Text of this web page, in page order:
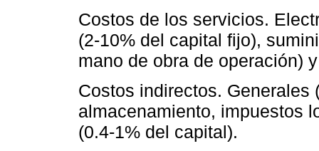
Costos de los servicios.
(2-10% del capital fijo),
mano de obra de operación)
Costos indirectos. Generales
almacenamiento, impuestos
(0.4-1% del capital).